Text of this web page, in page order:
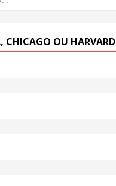
CHICAGO OU HARVARD